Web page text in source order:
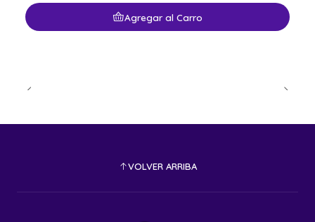
Agregar al Carro
VOLVER ARRIBA